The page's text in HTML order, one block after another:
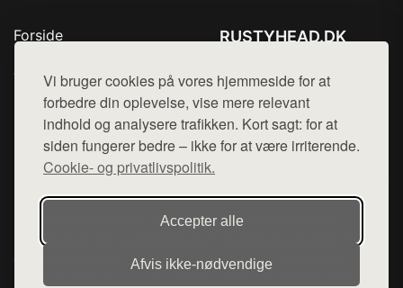
Vi bruger cookies på vores hjemmeside for at
forbedre din oplevelse, vise mere relevant
indhold og analysere trafikken. Kort sagt: for at
siden fungerer bedre – ikke for at være irriterende.
Cookie- og privatlivspolitik.
Accepter alle
Afvis ikke‑nødvendige
Forside
Top Rabatter
Kontakt
RUSTYHEAD.DK
Mail: hej@want.dk
Cookie- og privatlivspolitik
Denne side er en del af want.dk, der udgiver en række
hjemmesider med præsentation af forskellige produkter fra
diverse webshops. Der sælges ikke varer fra denne side - vi